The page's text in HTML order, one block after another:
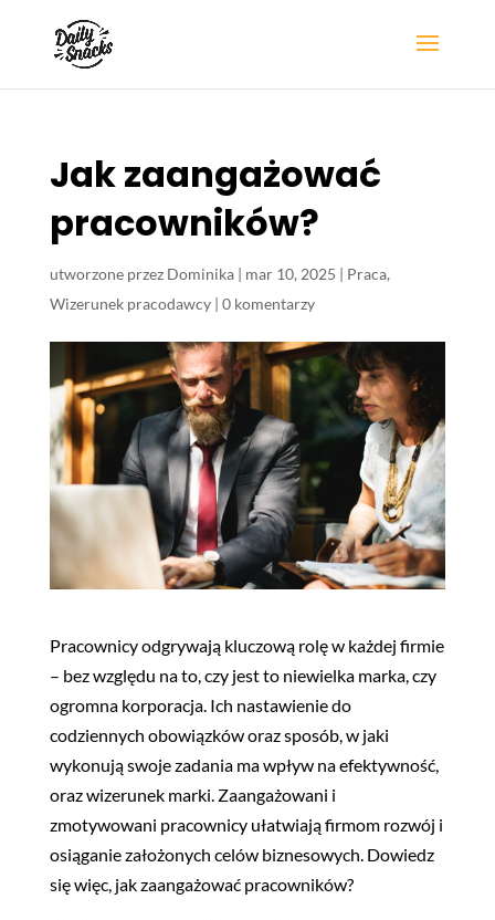
Jak zaangażować
pracowników?
utworzone przez Dominika| mar 10, 2025 | Praca,
Wizerunek pracodawcy| 0 komentarzy
Pracownicy odgrywają kluczową rolę w każdej firmie
– bez względu na to, czy jest to niewielka marka, czy
ogromna korporacja. Ich nastawienie do
codziennych obowiązków oraz sposób, w jaki
wykonują swoje zadania ma wpływ na efektywność,
oraz wizerunek marki. Zaangażowani i
zmotywowani pracownicy ułatwiają firmom rozwój i
osiąganie założonych celów biznesowych. Dowiedz
się więc, jak zaangażować pracowników?